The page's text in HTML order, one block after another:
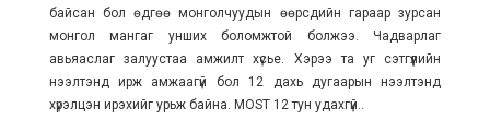
байсан бол өдгөө монголчуудын өөрсдийн гараар зурсан
монгол мангаг унших боломжтой болжээ. Чадварлаг
авьяаслаг залуустаа амжилт хүсье. Хэрээ та уг сэтгүүлийн
нээлтэнд ирж амжаагүй бол 12 дахь дугаарын нээлтэнд
хүрэлцэн ирэхийг урьж байна. MOST 12 тун удахгүй..